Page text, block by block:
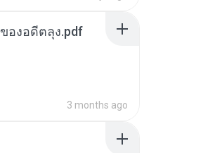
องอดีตลุง.pdf
3 months ago